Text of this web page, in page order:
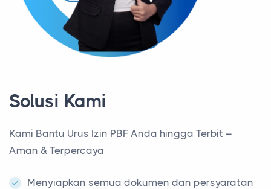
Solusi Kami
Kami Bantu Urus Izin PBF Anda hingga Terbit –
Aman & Terpercaya
Menyiapkan semua dokumen dan persyaratan